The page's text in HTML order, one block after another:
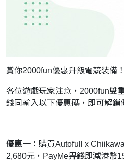
賞你2000fun優惠升級電競裝備！
各位遊戲玩家注意，2000fun雙
錢同輸入以下優惠碼，即可解鎖
優惠一： 購買Autofull x
2,680元，PayMe畀錢即減港幣